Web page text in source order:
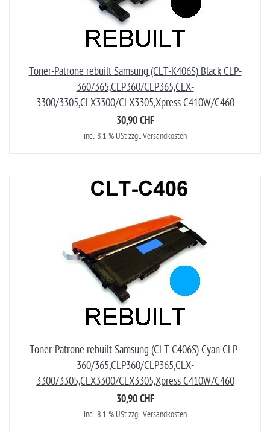
Toner-Patrone rebuilt Samsung (CLT-K406S) Black CLP-
360/365,CLP360/CLP365,CLX-
3300/3305,CLX3300/CLX3305,Xpress C410W/C460
30,90 CHF
incl. 8.1 % USt zzgl. Versandkosten
Toner-Patrone rebuilt Samsung (CLT-C406S) Cyan CLP-
360/365,CLP360/CLP365,CLX-
3300/3305,CLX3300/CLX3305,Xpress C410W/C460
30,90 CHF
incl. 8.1 % USt zzgl. Versandkosten